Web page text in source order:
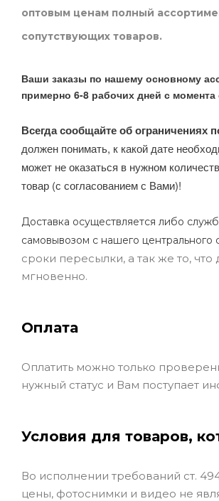
оптовым ценам полный
сопутствующих товаров.
Ваши заказы по нашему основному
примерно 6-8 рабочих дней с момента
Всегда сообщайте об ограничениях
должен понимать, к какой дате
может не оказаться в нужном
товар (с согласованием с Вами)!
Доставка осуществляется либо
самовывозом с нашего центрального
сроки пересылки, а так же то,
мгновенно.
Оплата
Оплатить можно только
нужный статус и Вам поступает
Условия для товаров,
Во исполнении требований ст.
цены, фотоснимки и видео не